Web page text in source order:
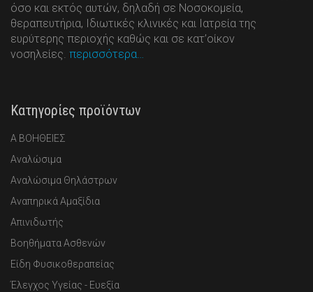
όσο και εκτός αυτών, δηλαδή σε Νοσοκομεία,
θεραπευτήρια, Ιδιωτικές κλινικές και Ιατρεία της
ευρύτερης περιοχής καθώς και σε κατ’οίκον
νοσηλείες. περισσότερα…
Κατηγορίες προϊόντων
Α ΒΟΗΘΕΙΕΣ
Αναλώσιμα
Αναλώσιμα Θηλάστρων
Αναπηρικά Αμαξίδια
Απινιδωτής
Βοηθήματα Ασθενών
Είδη Φυσικοθεραπείας
Έλεγχος Υγείας - Ευεξία